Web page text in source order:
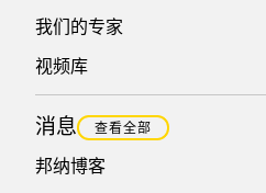
我们的专家
视频库
消息 查看全部
邦纳博客